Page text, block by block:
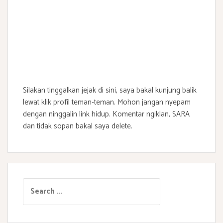
Silakan tinggalkan jejak di sini, saya bakal kunjung balik
lewat klik profil teman-teman. Mohon jangan nyepam
dengan ninggalin link hidup. Komentar ngiklan, SARA
dan tidak sopan bakal saya delete.
a
r